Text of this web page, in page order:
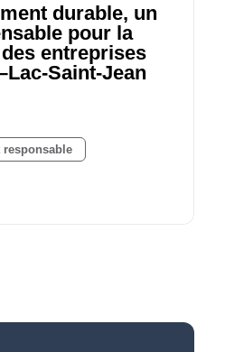
durable, un
pour la
entreprises
Saint-Jean